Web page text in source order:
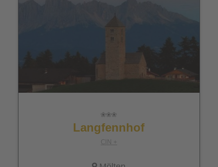
Langfennhof
CIN +